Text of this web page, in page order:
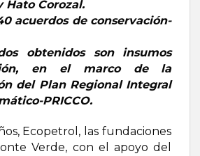
Hato Corozal.
acuerdos de conservación-
obtenidos son insumos
en el marco de la
del Plan Regional Integral
PRICCO.
Ecopetrol, las fundaciones
Verde, con el apoyo del